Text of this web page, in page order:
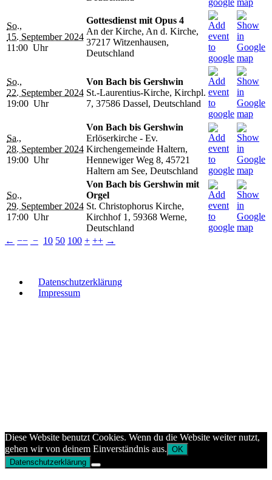
So.,
15. September 2024
11:00 Uhr
Gottesdienst mit Opus 4
An der Kirche, An d. Kirche,
37217 Witzenhausen,
Deutschland
So.,
22. September 2024
19:00 Uhr
Von Bach bis Gershwin
St.-Laurentius-Kirche, Kirchpl.
7, 37586 Dassel, Deutschland
Sa.,
28. September 2024
19:00 Uhr
Von Bach bis Gershwin
Erlöserkirche - Ev.
Kirchengemeinde Haltern,
Hennewiger Weg 8, 45721
Haltern am See, Deutschland
So.,
29. September 2024
17:00 Uhr
Von Bach bis Gershwin mit
Orgel
St. Christophorus Kirche,
Kirchhof 1, 59368 Werne,
Deutschland
← −− − 10 50 100 + ++ →
Datenschutzerklärung
Impressum
Diese Website benutzt Cookies. Wenn du die Website weiter nutzt,
gehen wir von deinem Einverständnis aus. OK
Datenschutzerklärung